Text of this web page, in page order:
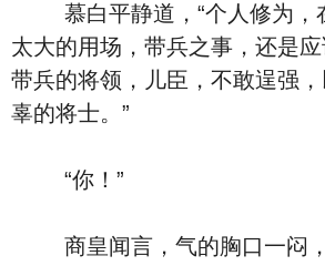
慕白平静道，“个人修为，
太大的用场，带兵之事，还是
带兵的将领，儿臣，不敢逞强
辜的将士。”
“你！”
商皇闻言，气的胸口一闷，